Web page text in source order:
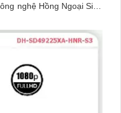
nghệ Hồng Ngoại Siêu